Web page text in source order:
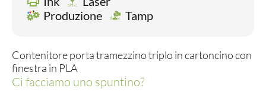
Produzione
Tamp
Contenitore porta tramezzino triplo in cartoncino con
finestra in PLA
Ci facciamo uno spuntino?